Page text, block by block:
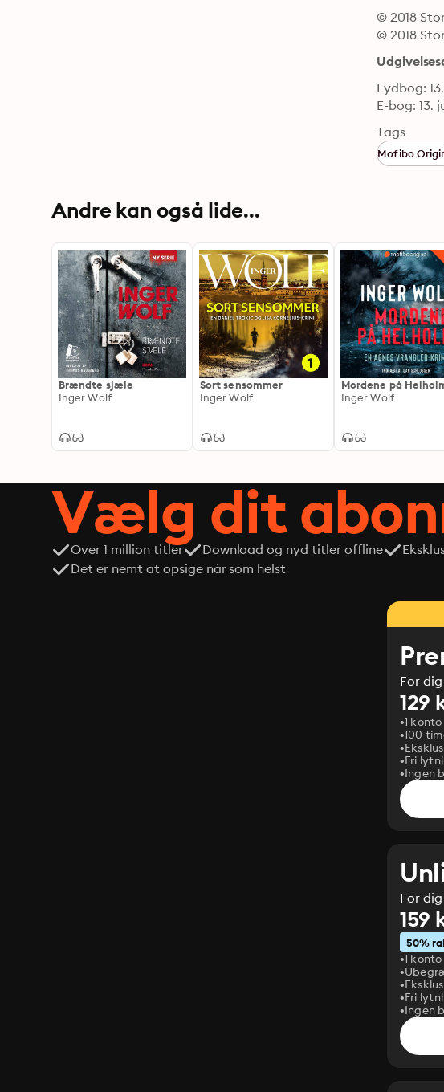
© 2018
© 2018
Lydbog:
E-bog: 13.
Tags
Mofibo
Andre kan også lide...
Brændte sjæle
Inger Wolf
Sort sensommer
Inger Wolf
Mordene på
Inger Wolf
Vælg dit
Over 1 million titler Download og nyd titler offline
Det er nemt at opsige når som helst
For
129
1 konto
100
Fri
Ingen
For
159
50%
1 konto
Fri
Ingen